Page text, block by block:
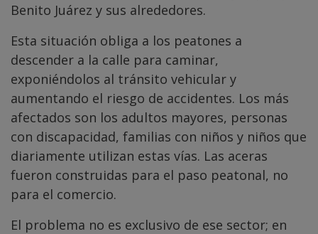
Benito Juárez y sus alrededores.
Esta situación obliga a los peatones a
descender a la calle para caminar,
exponiéndolos al tránsito vehicular y
aumentando el riesgo de accidentes. Los más
afectados son los adultos mayores, personas
con discapacidad, familias con niños y niños que
diariamente utilizan estas vías. Las aceras
fueron construidas para el paso peatonal, no
para el comercio.
El problema no es exclusivo de ese sector; en